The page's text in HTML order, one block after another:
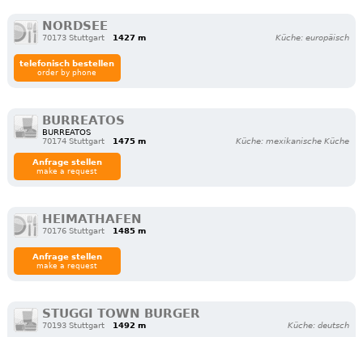
NORDSEE
70173 Stuttgart 1427 m Küche: europäisch
telefonisch bestellen
order by phone
BURREATOS
BURREATOS
70174 Stuttgart
1475 m Küche: mexikanische Küche
Anfrage stellen
make a request
HEIMATHAFEN
70176 Stuttgart 1485 m
Anfrage stellen
make a request
STUGGI TOWN BURGER
70193 Stuttgart 1492 m Küche: deutsch